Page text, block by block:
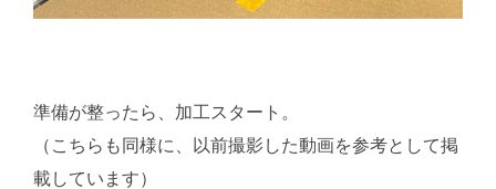
準備が整ったら、加工スタート。
（こちらも同様に、以前撮影した動画を参考として掲
載しています）